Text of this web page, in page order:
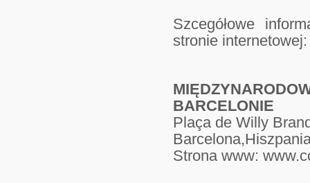
Szcegółowe
stronie
BARCELONIE
Plaça de Willy
Strona www: